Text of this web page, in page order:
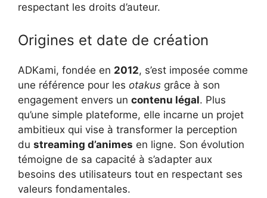
respectant les droits d’auteur.
Origines et date de création
ADKami, fondée en 2012, s’est imposée comme
une référence pour les otakus grâce à son
engagement envers un contenu légal. Plus
qu’une simple plateforme, elle incarne un projet
ambitieux qui vise à transformer la perception
du streaming d’animes en ligne. Son évolution
témoigne de sa capacité à s’adapter aux
besoins des utilisateurs tout en respectant ses
valeurs fondamentales.